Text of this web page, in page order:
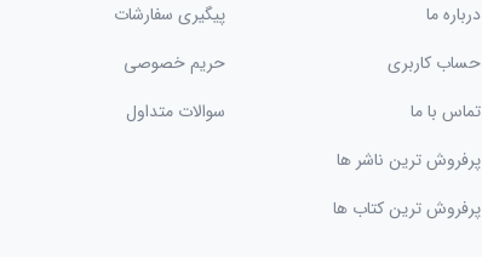
درباره ما
حساب کاربری
تماس با ما
پرفروش ترین ناشر ها
پرفروش ترین کتاب ها
پیگیری سفارشات
حریم خصوصی
سوالات متداول